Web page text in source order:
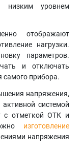
низким уровнем
отображают
нагрузки.
параметров.
и отключать
прибора.
напряжения,
системой
с отметкой ОТК и
изготовление
напряжения